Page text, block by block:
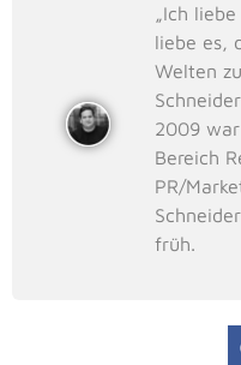
„Ich
liebe es,
Welten
2009
Bereich
PR/
früh.